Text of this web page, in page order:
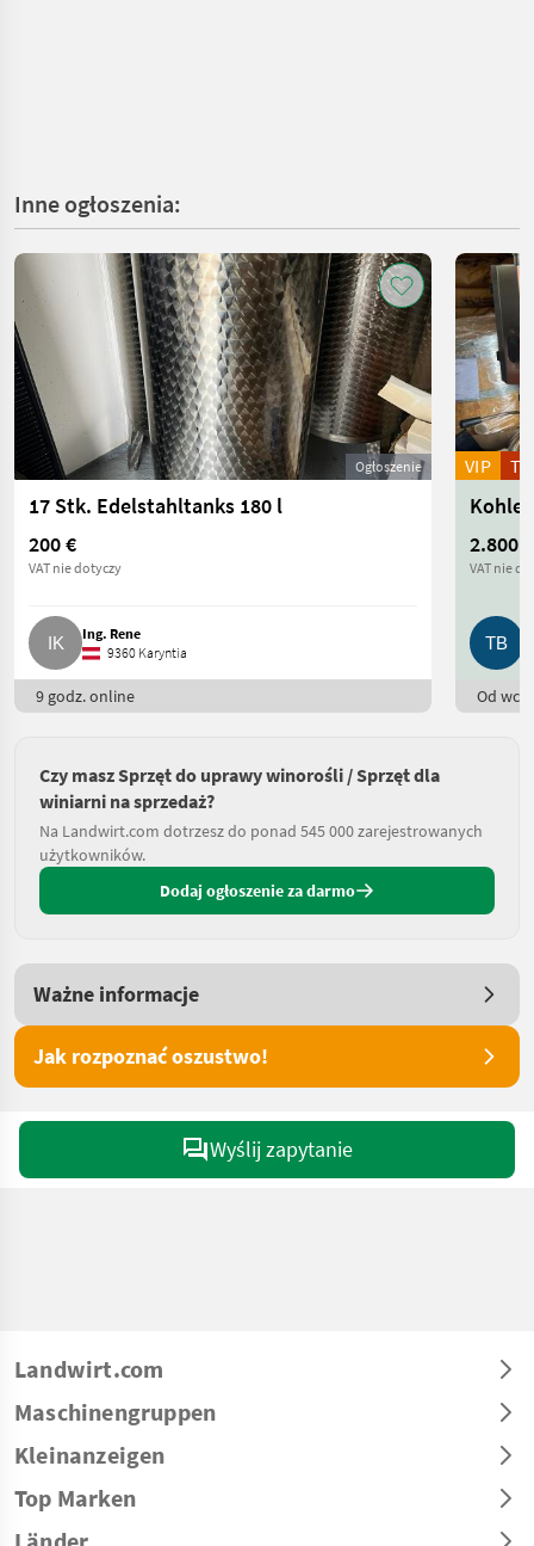
Inne ogłoszenia:
Ogłoszenie
17 Stk. Edelstahltanks 180 l
200 €
VAT nie dotyczy
Ing. Rene
9360 Karyntia
9 godz. online
VIP
2.800 €
VAT nie
Od
Czy masz Sprzęt do uprawy winorośli / Sprzęt dla
winiarni na sprzedaż?
Na Landwirt.com dotrzesz do ponad 545 000 zarejestrowanych
użytkowników.
Dodaj ogłoszenie za darmo
Ważne informacje
Jak rozpoznać oszustwo!
Wyślij zapytanie
Landwirt.com
Maschinengruppen
Kleinanzeigen
Top Marken